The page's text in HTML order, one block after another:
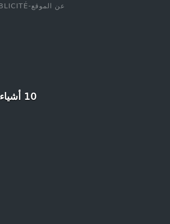
10 أشياء يمكن فعلها بهاتفك الآيفون وأنت لا تعرفها
عن الموقع-